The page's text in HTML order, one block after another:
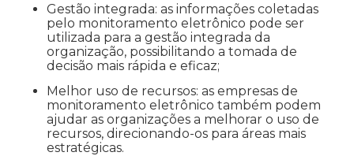
Gestão integrada: as informações coletadas
pelo monitoramento eletrônico pode ser
utilizada para a gestão integrada da
organização, possibilitando a tomada de
decisão mais rápida e eficaz;
Melhor uso de recursos: as empresas de
monitoramento eletrônico também podem
ajudar as organizações a melhorar o uso de
recursos, direcionando-os para áreas mais
estratégicas.